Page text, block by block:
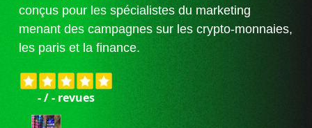
conçus pour les spécialistes du marketing
menant des campagnes sur les crypto-monnaies,
les paris et la finance.
-/- revues